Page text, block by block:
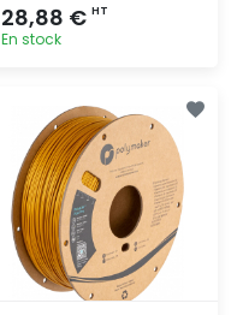
28,88 € HT
En stock
rapide